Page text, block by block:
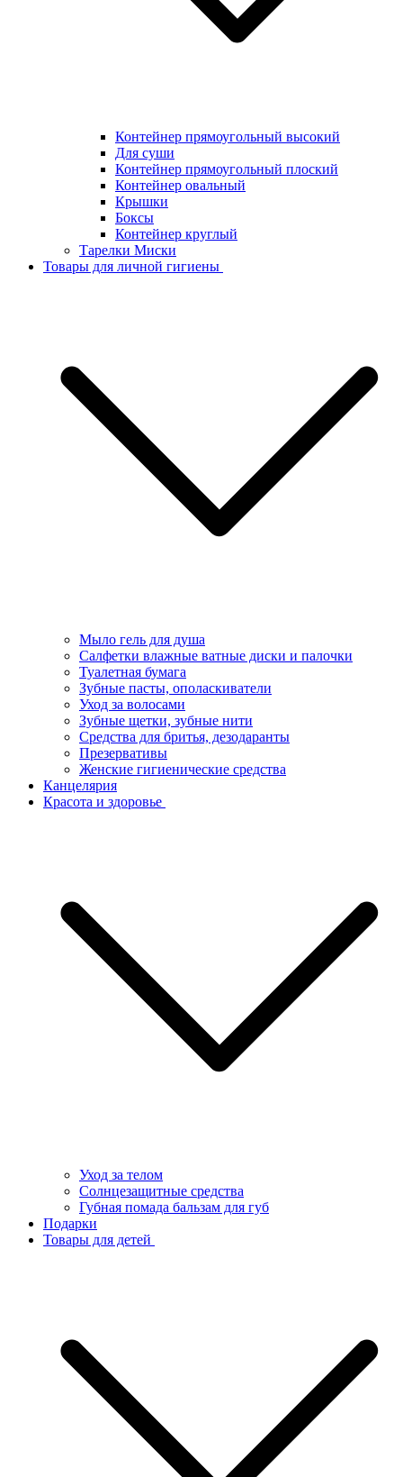
Контейнер прямоугольный высокий
Для суши
Контейнер прямоугольный плоский
Контейнер овальный
Крышки
Боксы
Контейнер круглый
Тарелки Миски
Товары для личной гигиены
Мыло гель для душа
Салфетки влажные ватные диски и палочки
Туалетная бумага
Зубные пасты, ополаскиватели
Уход за волосами
Зубные щетки, зубные нити
Средства для бритья, дезодаранты
Презервативы
Женские гигиенические средства
Канцелярия
Красота и здоровье
Уход за телом
Солнцезащитные средства
Губная помада бальзам для губ
Подарки
Товары для детей